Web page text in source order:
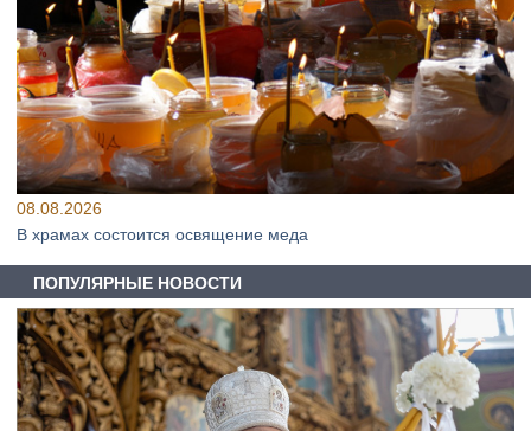
08.08.2026
В храмах состоится освящение меда
ПОПУЛЯРНЫЕ НОВОСТИ